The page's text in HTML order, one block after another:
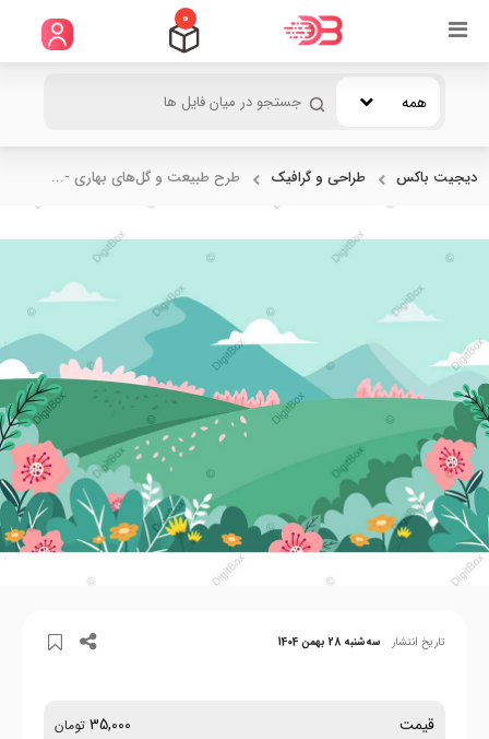
0
همه
دیجیت باکس طراحی و گرافیک طرح طبیعت و گل‌های بهاری -...
تاریخ انتشار سه‌شنبه 28 بهمن 1404
قیمت 35,000 تومان